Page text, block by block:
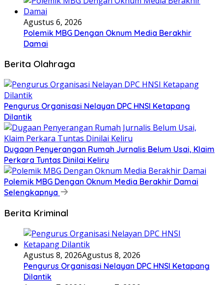
Agustus 6, 2026
Polemik MBG Dengan Oknum Media Berakhir
Damai
Berita Olahraga
Pengurus Organisasi Nelayan DPC HNSI Ketapang
Dilantik
Dugaan Penyerangan Rumah Jurnalis Belum Usai, Klaim
Perkara Tuntas Dinilai Keliru
Polemik MBG Dengan Oknum Media Berakhir Damai
Selengkapnya
Berita Kriminal
Agustus 8, 2026Agustus 8, 2026
Pengurus Organisasi Nelayan DPC HNSI Ketapang
Dilantik